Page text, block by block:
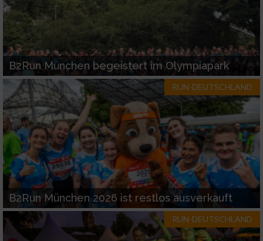
B2Run München begeistert im Olympiapark
RUN-DEUTSCHLAND
B2Run München 2026 ist restlos ausverkauft
RUN-DEUTSCHLAND